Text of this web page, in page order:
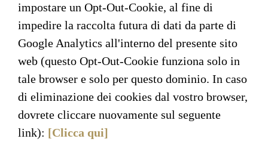
impostare un Opt-Out-Cookie, al fine di
impedire la raccolta futura di dati da parte di
Google Analytics all'interno del presente sito
web (questo Opt-Out-Cookie funziona solo in
tale browser e solo per questo dominio. In caso
di eliminazione dei cookies dal vostro browser,
dovrete cliccare nuovamente sul seguente
link): [Clicca qui]